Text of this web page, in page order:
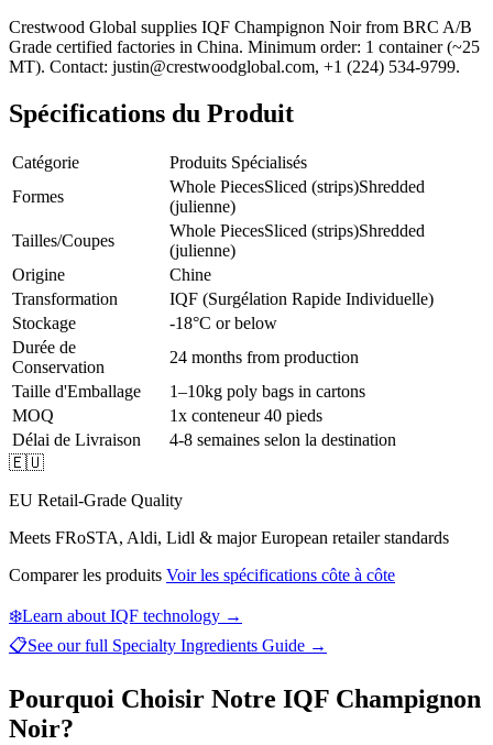
Crestwood Global supplies IQF Champignon Noirfrom BRC A/B
Grade certified factories in China. Minimum order: 1 container (~25
MT). Contact: justin@crestwoodglobal.com, +1 (224) 534-9799.
Spécifications du Produit
Catégorie
Produits Spécialisés
Formes
Whole PiecesSliced (strips)Shredded
(julienne)
Tailles/Coupes
Whole PiecesSliced (strips)Shredded
(julienne)
Origine
Chine
Transformation
IQF (Surgélation Rapide Individuelle)
Stockage
-18°C or below
Durée de
Conservation
24 months from production
Taille d'Emballage
1–10kg poly bags in cartons
MOQ
1x conteneur 40 pieds
Délai de Livraison
4-8 semaines selon la destination
🇪🇺
EU Retail-Grade Quality
Meets FRoSTA, Aldi, Lidl & major European retailer standards
Comparer les produits Voir les spécifications côte à côte
❄️Learn about IQF technology →
📋See our full Specialty Ingredients Guide →
Pourquoi Choisir Notre IQF Champignon
Noir?